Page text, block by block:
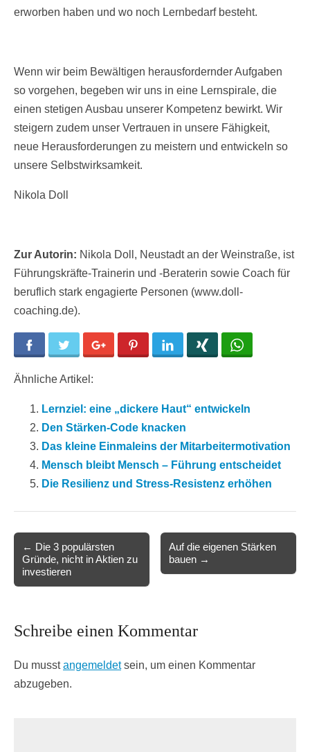
erworben haben und wo noch Lernbedarf besteht.
Wenn wir beim Bewältigen herausfordernder Aufgaben
so vorgehen, begeben wir uns in eine Lernspirale, die
einen stetigen Ausbau unserer Kompetenz bewirkt. Wir
steigern zudem unser Vertrauen in unsere Fähigkeit,
neue Herausforderungen zu meistern und entwickeln so
unsere Selbstwirksamkeit.
Nikola Doll
Zur Autorin: Nikola Doll, Neustadt an der Weinstraße, ist
Führungskräfte-Trainerin und -Beraterin sowie Coach für
beruflich stark engagierte Personen (www.doll-
coaching.de).
Facebook Twitter Google+ Pinterest LinkedIn
Ähnliche Artikel:
Lernziel: eine „dickere Haut“ entwickeln
Den Stärken-Code knacken
Das kleine Einmaleins der Mitarbeitermotivation
Mensch bleibt Mensch – Führung entscheidet
Die Resilienz und Stress-Resistenz erhöhen
navigation
← Die 3 populärsten
Gründe, nicht in Aktien zu
investieren
Auf die eigenen Stärken
bauen →
Schreibe einen Kommentar
Du musstangemeldetsein, um einen Kommentar
abzugeben.